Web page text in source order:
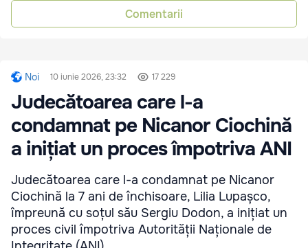
Comentarii
Noi 10 iunie 2026, 23:32 17 229
Judecătoarea care l-a
condamnat pe Nicanor Ciochină
a inițiat un proces împotriva ANI
Judecătoarea care l-a condamnat pe Nicanor
Ciochină la 7 ani de închisoare, Lilia Lupașco,
împreună cu soțul său Sergiu Dodon, a inițiat un
proces civil împotriva Autorității Naționale de